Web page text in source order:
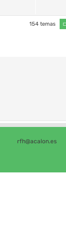
154 temas
rfh@acalon.es